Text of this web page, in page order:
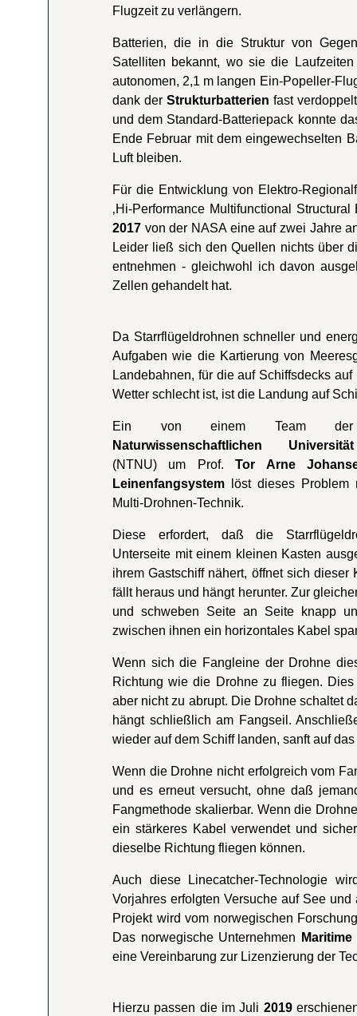
Flugzeit zu verlängern.
Batterien, die in die Struktur von
Satelliten bekannt, wo sie die
autonomen, 2,1 m langen Ein-Popeller-
dank der Strukturbatterien fast
und dem Standard-Batteriepack konnte
Ende Februar mit dem eingewechselten
Luft bleiben.
Für die Entwicklung von Elektro-
‚Hi-Performance Multifunctional
2017 von der NASA eine auf zwei Jahre
Leider ließ sich den Quellen nichts über
entnehmen - gleichwohl ich davon
Zellen gehandelt hat.
Da Starrflügeldrohnen schneller und
Aufgaben wie die Kartierung von
Landebahnen, für die auf Schiffsdecks
Wetter schlecht ist, ist die Landung auf
Ein von einem Team
Naturwissenschaftlichen
(NTNU) um Prof.Tor Arne
Leinenfangsystem löst dieses Problem
Multi-Drohnen-Technik.
Diese erfordert, daß die
Unterseite mit einem kleinen Kasten
ihrem Gastschiff nähert, öffnet sich
fällt heraus und hängt herunter. Zur
und schweben Seite an Seite knapp
zwischen ihnen ein horizontales Kabel
Wenn sich die Fangleine der Drohne
Richtung wie die Drohne zu fliegen.
aber nicht zu abrupt. Die Drohne schaltet
hängt schließlich am Fangseil.
wieder auf dem Schiff landen, sanft auf
Wenn die Drohne nicht erfolgreich vom
und es erneut versucht, ohne daß
Fangmethode skalierbar. Wenn die
ein stärkeres Kabel verwendet und
dieselbe Richtung fliegen können.
Auch diese Linecatcher-Technologie
Vorjahres erfolgten Versuche auf See
Projekt wird vom norwegischen
Das norwegische Unternehmen
eine Vereinbarung zur Lizenzierung der
Hierzu passen die im Juli 2019